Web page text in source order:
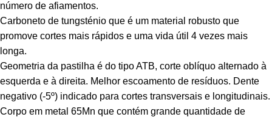
número de afiamentos.
Carboneto de tungsténio que é um material robusto que
promove cortes mais rápidos e uma vida útil 4 vezes mais
longa.
Geometria da pastilha é do tipo ATB, corte oblíquo alternado à
esquerda e à direita. Melhor escoamento de resíduos. Dente
negativo (-5º) indicado para cortes transversais e longitudinais.
Corpo em metal 65Mn que contém grande quantidade de